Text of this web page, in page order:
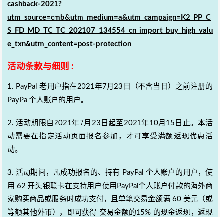
cashback-2021?
utm_source=cmb&utm_medium=a&utm_campaign=K2_PP_C
S_FD_MD_TC_TC_202107_134554_cn_import_buy_high_valu
e_txn&utm_content=post-protection
活动条款与细则 :
1. PayPal 老用户指在2021年7月23日（不含当日）之前注册的
PayPal个人账户的用户。
2. 活动期限自2021年7月23日起至2021年10月15日止。本活
动需要在指定活动页面报名参加，才可享受满额返现优惠活
动。
3. 活动期间，凡成功报名的、持有 PayPal 个人账户的用户，使
用 62 开头银联卡在支持用户使用PayPal个人账户付款的海外商
家购买商品或服务时成功支付，且单笔交易金额满 60 美元（或
等额其他外币），即可获得 交易金额的15% 的现金返现，返现